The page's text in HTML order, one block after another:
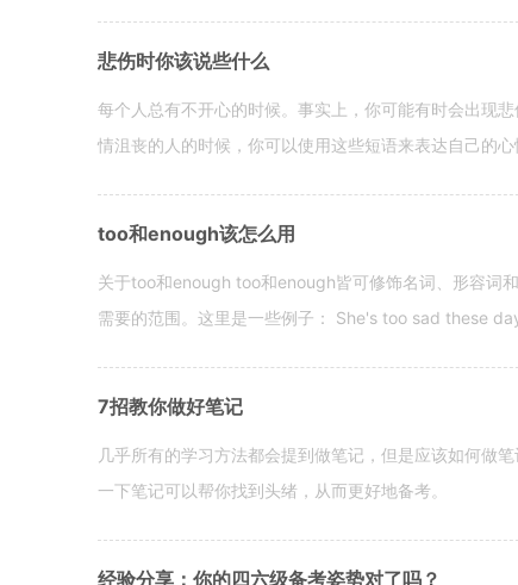
悲伤时你该说些什么
每个人总有不开心的时候。事实上，你可能有时会出现
情沮丧的人的时候，你可以使用这些短语来表达自己的
too和enough该怎么用
关于too和enough too和enough皆可修饰名词、形容词
需要的范围。这里是一些例子： She's too sad these
7招教你做好笔记
几乎所有的学习方法都会提到做笔记，但是应该如何做
一下笔记可以帮你找到头绪，从而更好地备考。
经验分享：你的四六级备考姿势对了吗？